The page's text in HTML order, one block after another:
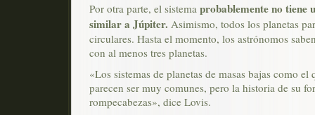
Por otra parte, el sistema probablemente no tiene
similar a Júpiter. Asimismo, todos los planetas
circulares. Hasta el momento, los astrónomos
con al menos tres planetas.
«Los sistemas de planetas de masas bajas como
parecen ser muy comunes, pero la historia de su
rompecabezas», dice Lovis.